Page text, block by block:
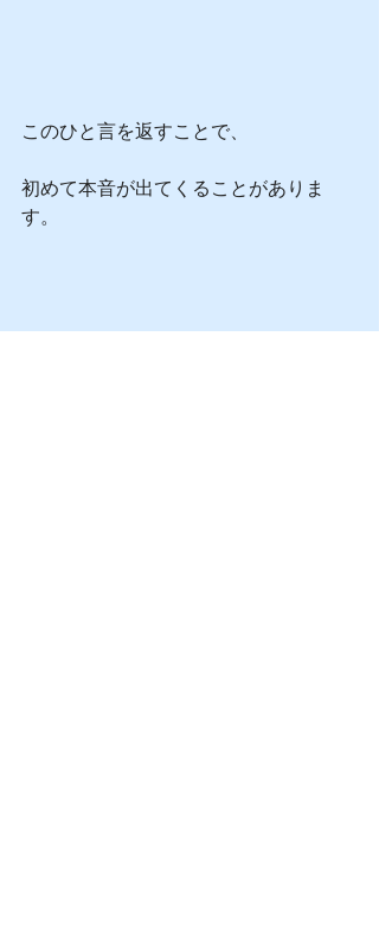
このひと言を返すことで、
初めて本音が出てくることがありま
す。